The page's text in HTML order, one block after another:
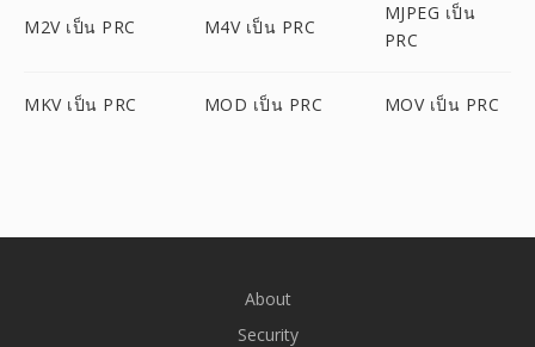
M2V เป็น PRC M4V เป็น PRC
MJPEG เป็น
PRC
MKV เป็น PRC MOD เป็น PRC MOV เป็น PRC
About
Security